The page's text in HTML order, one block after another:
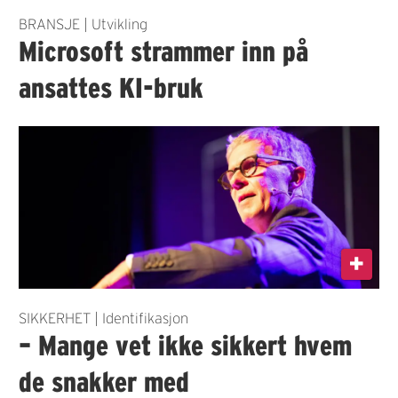
BRANSJE | Utvikling
Microsoft strammer inn på
ansattes KI-bruk
SIKKERHET | Identifikasjon
– Mange vet ikke sikkert hvem
de snakker med